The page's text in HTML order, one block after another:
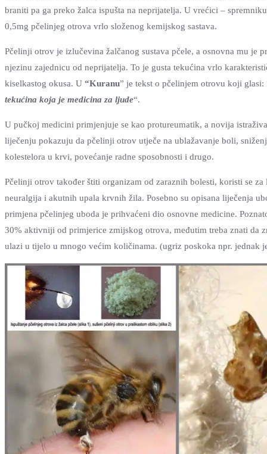
braniti pa ga preko žalca ispušta na neprijatelja. U vrećici –
0,5mg pčelinjeg otrova vrlo složenog kemijskog sastava.
Pčelinji otrov je izlučevina žalčanog sustava pčele, a osnovna mu je
njezinu zajednicu od neprijatelja. To je gusta tekućina vrlo
kiselkastog okusa. U “Kuranu” je tekst o pčelinjem otrovu koji glasi:
tekućina koja je medicina za ljude“.
U pučkoj medicini primjenjuje se kao protureumatik, a novija
liječenju pokazuju da pčelinji otrov utječe na ublažavanje boli,
kolestelora u krvi, povećanje radne sposobnosti i drugo.
Pčelinji otrov također štiti organizam od zaraznih bolesti, koristi se
neuralgija i akutnih upala krvnih žila. Posebno su opisana liječenja
primjena pčelinjeg uboda je prihvaćeni dio osnovne medicine.
30% aktivniji od primjerice zmijskog otrova, međutim treba znati da
ulazi u tijelo u mnogo većim količinama. (ugriz poskoka npr. jednak